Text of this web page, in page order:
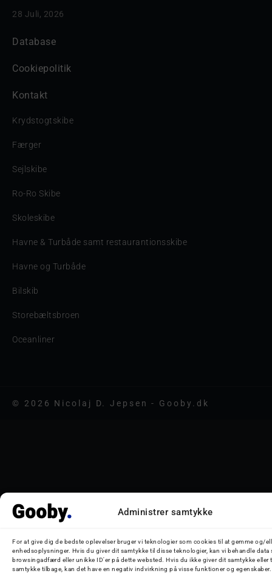
Administrer samtykke
For at give dig de bedste oplevelser bruger vi teknologier som cookies til at gemme og/
enhedsoplysninger. Hvis du giver dit samtykke til disse teknologier, kan vi behandle data
browsingadfærd eller unikke ID'er på dette websted. Hvis du ikke giver dit samtykke eller
samtykke tilbage, kan det have en negativ indvirkning på visse funktioner og egenskaber.
28 Juli, 2026
Database
Cookiepolitik
Kontakt
Krydstogtskibe
Færger
Sejlskibe
Ro-Ro Skibe
Skoleskibe
Havne & Turbåde samt restaurantionsskibe
Havne og Turbåde
Bilskib
Storebæltsbroen
Oceanliner
© 2026 Nicolaj D. Jepsen - Gooby.dk